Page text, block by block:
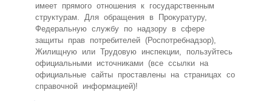
имеет прямого отношения к государственным
структурам. Для обращения в Прокуратуру,
Федеральную службу по надзору в сфере
защиты прав потребителей (Роспотребнадзор),
Жилищную или Трудовую инспекции, пользуйтесь
официальными источниками (все ссылки на
официальные сайты проставлены на страницах со
справочной информацией)!